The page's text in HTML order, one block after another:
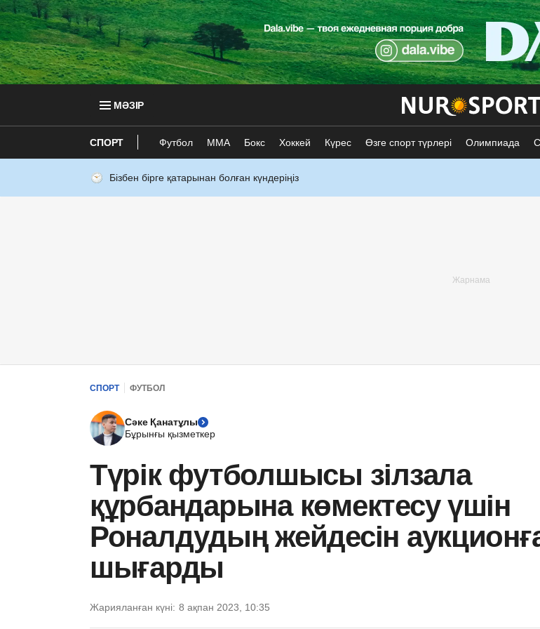
МӘЗІР
СПОРТ Футбол ММА Бокс Хоккей Күрес Өзге спорт түрлері Олимпиада
Бізбен бірге қатарынан болған күндеріңіз
СПОРТ ФУТБОЛ
Сәке Қанатұлы
Бұрынғы қызметкер
Түрік футболшысы зілзала
құрбандарына көмектесу үшін
Роналдудың жейдесін
шығарды
Жарияланған күні: 8 ақпан 2023, 10:35